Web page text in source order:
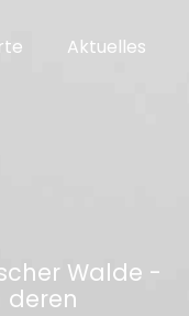
Aktuelles
Walde -
deren